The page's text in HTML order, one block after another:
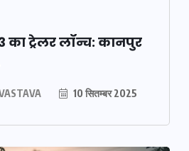
ट्रेलर लॉन्च: कानपुर
10 सितम्बर 2025